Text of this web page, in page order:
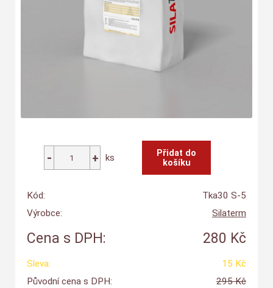
ks
Kód:
Tka30 S-5
Výrobce:
Silaterm
Cena s DPH: 280 Kč
Sleva:
15 Kč
Původní cena s DPH:
295 Kč